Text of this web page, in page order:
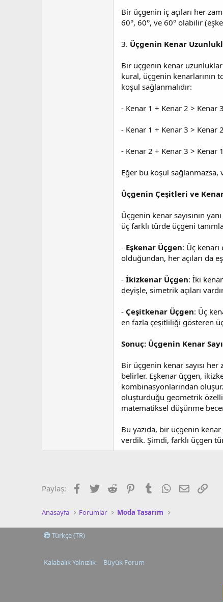
Bir üçgenin iç açıları her
60°, 60°, ve 60° olabilir
3. Üçgenin Kenar
Bir üçgenin kenar
kural, üçgenin kenarlarının
koşul sağlanmalıdır:
- Kenar 1 + Kenar 2 > Kenar 3
- Kenar 1 + Kenar 3 > Kenar 2
- Kenar 2 + Kenar 3 > Kenar 1
Eğer bu koşul
Üçgenin Çeşitleri ve Kenar
Üçgenin kenar sayısının
üç farklı türde üçgeni
- Eşkenar Üçgen: Üç
olduğundan, her açıları da
- İkizkenar Üçgen: İki
deyişle, simetrik açıları
- Çeşitkenar Üçgen: Üç
en fazla çeşitliliği gösteren
Sonuç: Üçgenin Kenar
Bir üçgenin kenar sayısı
belirler. Eşkenar üçgen,
kombinasyonlarından
oluşturduğu geometrik
matematiksel düşünme
Bu yazıda, bir üçgenin
verdik. Şimdi, farklı üçgen
Paylaş: Facebook
TwitterReddit PinterestTumblrWhatsApp
E-postaLink
Anasayfa Forumlar Moda Tasarım
Türkçe (TR)
Kalabalık Yalnızlık Büyük Forum